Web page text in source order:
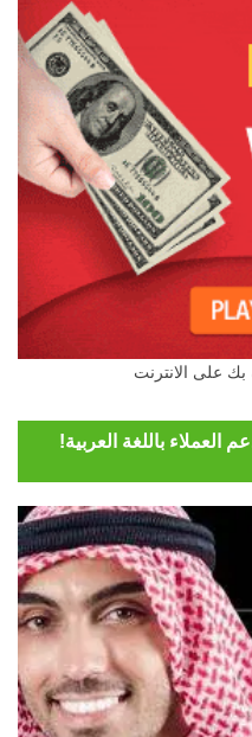
العملاء باللغة العربية!